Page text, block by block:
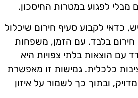
מבלי לפגוע במטרות החיסכון.
כדאי לקבוע סעיף חירום שיכלול
בלבד. עם הזמן, משפחות
עם הוצאות בלתי צפויות היא
כלכלית. גמישות זו מאפשרת
ובתוך כך לשמור על איזון